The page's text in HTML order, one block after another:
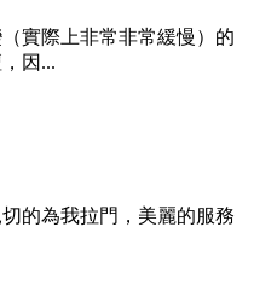
實際上非常非常緩慢）的
因...
的為我拉門，美麗的服務